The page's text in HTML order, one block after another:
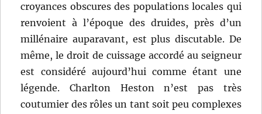
croyances obscures des populations locales qui
renvoient à l’époque des druides, près d’un
millénaire auparavant, est plus discutable. De
même, le droit de cuissage accordé au seigneur
est considéré aujourd’hui comme étant une
légende. Charlton Heston n’est pas très
coutumier des rôles un tant soit peu complexes